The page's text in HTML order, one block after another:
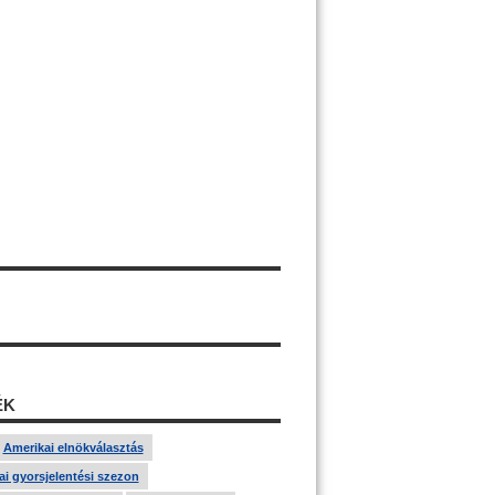
Amerikai elnökválasztás
gyorsjelentési szezon